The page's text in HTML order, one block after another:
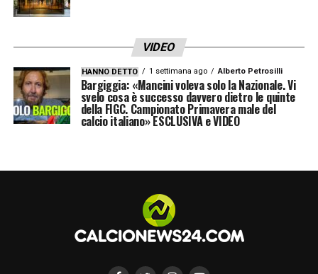
VIDEO
HANNO DETTO 1 settimana ago Alberto Petrosilli
Bargiggia: «Mancini voleva solo la Nazionale. Vi
svelo cosa è successo davvero dietro le quinte
della FIGC. Campionato Primavera male del
calcio italiano» ESCLUSIVA e VIDEO